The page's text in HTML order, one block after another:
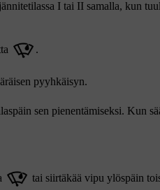
I tai II samalla, kun
.
pyyhkäisyn.
sen pienentämiseksi. Kun
tai siirtäkää vipu ylöspäin